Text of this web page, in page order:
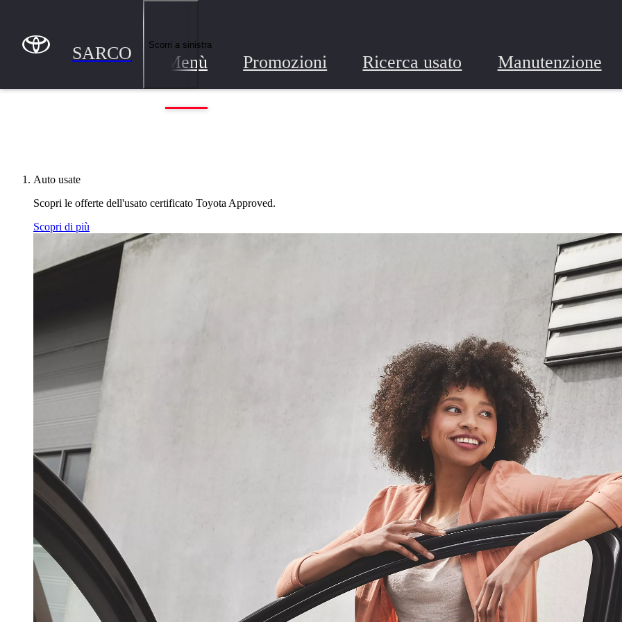
(Premi invio)
SARCO Menù Promozioni Ricerca usato Manutenzione
Scorri a sinistra
SARCO
Auto usate
Scopri le offerte dell'usato certificato Toyota Approved.
Scopri di più